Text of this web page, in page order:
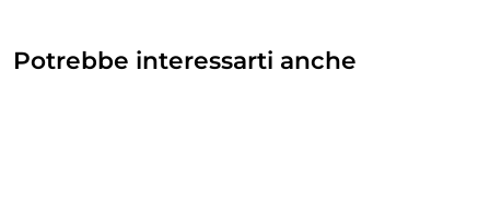
Potrebbe interessarti anche